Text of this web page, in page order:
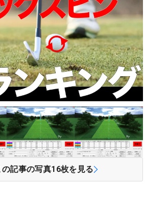
の記事の写真16枚を見る